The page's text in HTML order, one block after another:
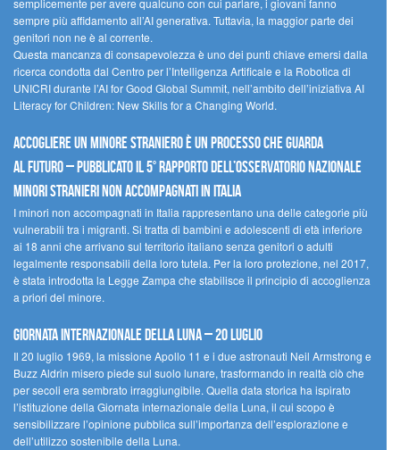
semplicemente per avere qualcuno con cui parlare, i giovani fanno
sempre più affidamento all’AI generativa. Tuttavia, la maggior parte dei
genitori non ne è al corrente.
Questa mancanza di consapevolezza è uno dei punti chiave emersi dalla
ricerca condotta dal Centro per l’Intelligenza Artificale e la Robotica di
UNICRI durante l’AI for Good Global Summit, nell’ambito dell’iniziativa AI
Literacy for Children: New Skills for a Changing World.
Accogliere un minore straniero è un processo che guarda
al futuro – Pubblicato il 5° rapporto dell’Osservatorio Nazionale
Minori Stranieri Non Accompagnati in Italia
I minori non accompagnati in Italia rappresentano una delle categorie più
vulnerabili tra i migranti. Si tratta di bambini e adolescenti di età inferiore
ai 18 anni che arrivano sul territorio italiano senza genitori o adulti
legalmente responsabili della loro tutela. Per la loro protezione, nel 2017,
è stata introdotta la Legge Zampa che stabilisce il principio di accoglienza
a priori del minore.
Giornata Internazionale della Luna – 20 luglio
Il 20 luglio 1969, la missione Apollo 11 e i due astronauti Neil Armstrong e
Buzz Aldrin misero piede sul suolo lunare, trasformando in realtà ciò che
per secoli era sembrato irraggiungibile. Quella data storica ha ispirato
l’istituzione della Giornata internazionale della Luna, il cui scopo è
sensibilizzare l’opinione pubblica sull’importanza dell’esplorazione e
dell’utilizzo sostenibile della Luna.